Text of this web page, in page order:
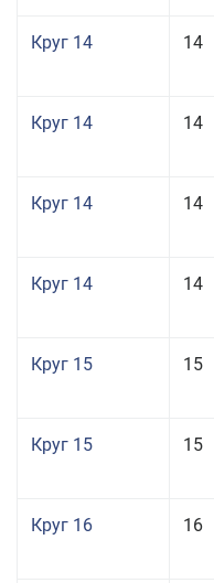
Круг 14 14
Круг 14 14
Круг 14 14
Круг 14 14
Круг 15 15
Круг 15 15
Круг 16 16